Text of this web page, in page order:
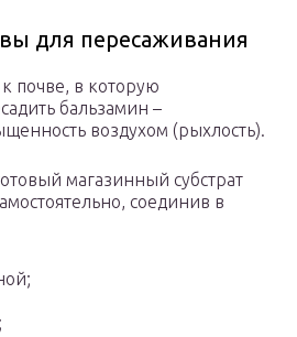
для пересаживания
почве, в которую
бальзамин –
воздухом (рыхлость).
магазинный субстрат
соединив в